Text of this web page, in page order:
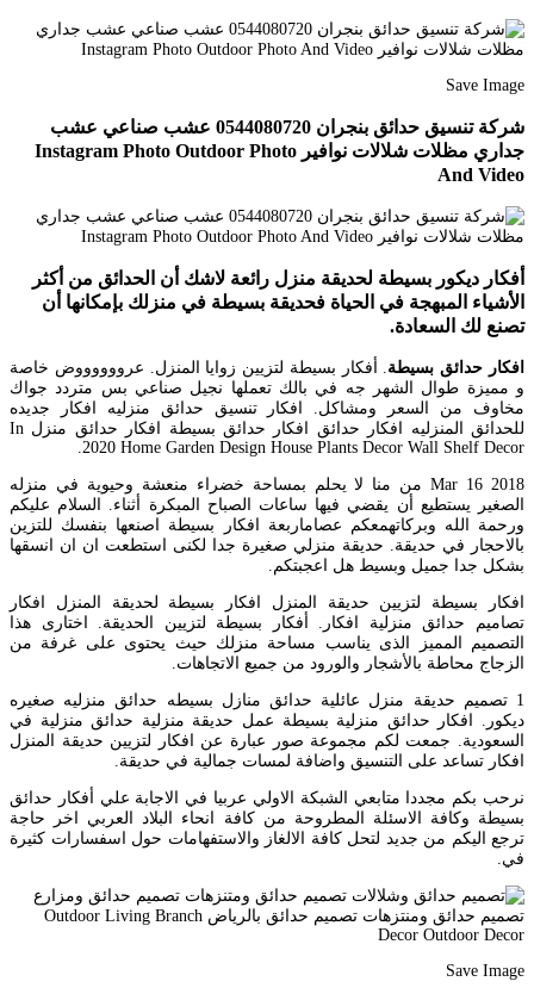
Save Image
شركة تنسيق حدائق بنجران 0544080720 عشب صناعي عشب
جداري مظلات شلالات نوافير Instagram Photo Outdoor Photo
And Video
أفكار ديكور بسيطة لحديقة منزل رائعة لاشك أن الحدائق من أكثر
الأشياء المبهجة في الحياة فحديقة بسيطة في منزلك بإمكانها أن
تصنع لك السعادة.
افكار حدائق بسيطة . أفكار بسيطة لتزيين زوايا المنزل. عرووووووض خاصة
و مميزة طوال الشهر جه في بالك تعملها نجيل صناعي بس متردد جواك
مخاوف من السعر ومشاكل. افكار تنسيق حدائق منزليه افكار جديده
للحدائق المنزليه افكار حدائق افكار حدائق بسيطة افكار حدائق منزل In
2020 Home Garden Design House Plants Decor Wall Shelf Decor.
Mar 16 2018 من منا لا يحلم بمساحة خضراء منعشة وحيوية في منزله
الصغير يستطيع أن يقضي فيها ساعات الصباح المبكرة أثناء. السلام عليكم
ورحمة الله وبركاتهمعكم عصاماربعة افكار بسيطة اصنعها بنفسك للتزين
بالاحجار في حديقة. حديقة منزلي صغيرة جدا لكنى استطعت ان ان انسقها
بشكل جدا جميل وبسيط هل اعجبتكم.
افكار بسيطة لتزيين حديقة المنزل افكار بسيطة لحديقة المنزل افكار
تصاميم حدائق منزلية افكار. أفكار بسيطة لتزيين الحديقة. اختارى هذا
التصميم المميز الذى يناسب مساحة منزلك حيث يحتوى على غرفة من
الزجاج محاطة بالأشجار والورود من جميع الاتجاهات.
1 تصميم حديقة منزل عائلية حدائق منازل بسيطه حدائق منزليه صغيره
ديكور. افكار حدائق منزلية بسيطة عمل حديقة منزلية حدائق منزلية في
السعودية. جمعت لكم مجموعة صور عبارة عن افكار لتزيين حديقة المنزل
افكار تساعد على التنسيق واضافة لمسات جمالية في حديقة.
نرحب بكم مجددا متابعي الشبكة الاولي عربيا في الاجابة علي أفكار حدائق
بسيطة وكافة الاسئلة المطروحة من كافة انحاء البلاد العربي اخر حاجة
ترجع اليكم من جديد لتحل كافة الالغاز والاستفهامات حول اسفسارات كثيرة
في.
Save Image